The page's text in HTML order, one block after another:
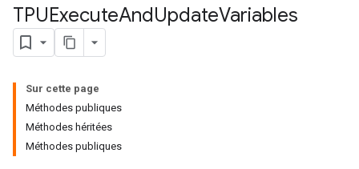
TPUExecuteAndUpdateVariables
Sur cette page
Méthodes publiques
Méthodes héritées
Méthodes publiques